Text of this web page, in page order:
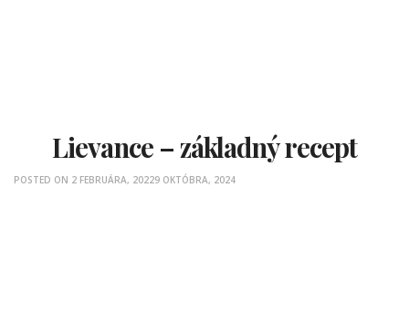
Lievance – základný recept
POSTED ON 2 FEBRUÁRA, 20229 OKTÓBRA, 2024